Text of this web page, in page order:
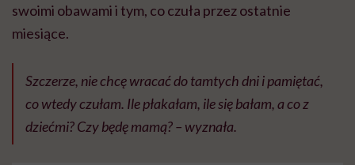
swoimi obawami i tym, co czuła przez ostatnie
miesiące.
Szczerze, nie chcę wracać do tamtych dni i pamiętać,
co wtedy czułam. Ile płakałam, ile się bałam, a co z
dziećmi? Czy będę mamą? – wyznała.